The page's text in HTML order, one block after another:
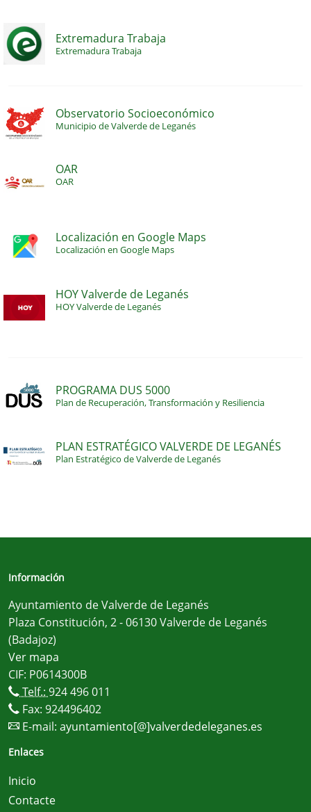
Extremadura Trabaja
Extremadura Trabaja
Observatorio Socioeconómico
Municipio de Valverde de Leganés
OAR
OAR
Localización en Google Maps
Localización en Google Maps
HOY Valverde de Leganés
HOY Valverde de Leganés
PROGRAMA DUS 5000
Plan de Recuperación, Transformación y Resiliencia
PLAN ESTRATÉGICO VALVERDE DE LEGANÉS
Plan Estratégico de Valverde de Leganés
Información
Ayuntamiento de Valverde de Leganés
Plaza Constitución, 2 - 06130 Valverde de Leganés
(Badajoz)
Ver mapa
CIF: P0614300B
Telf.: 924 496 011
Fax: 924496402
E-mail: ayuntamiento[@]valverdedeleganes.es
Enlaces
Inicio
Contacte